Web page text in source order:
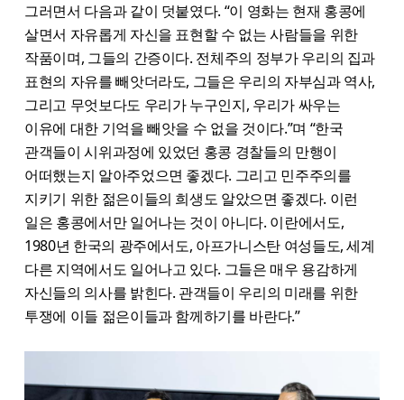
그러면서 다음과 같이 덧붙였다. “이 영화는 현재 홍콩에
살면서 자유롭게 자신을 표현할 수 없는 사람들을 위한
작품이며, 그들의 간증이다. 전체주의 정부가 우리의 집과
표현의 자유를 빼앗더라도, 그들은 우리의 자부심과 역사,
그리고 무엇보다도 우리가 누구인지, 우리가 싸우는
이유에 대한 기억을 빼앗을 수 없을 것이다.”며 “한국
관객들이 시위과정에 있었던 홍콩 경찰들의 만행이
어떠했는지 알아주었으면 좋겠다. 그리고 민주주의를
지키기 위한 젊은이들의 희생도 알았으면 좋겠다. 이런
일은 홍콩에서만 일어나는 것이 아니다. 이란에서도,
1980년 한국의 광주에서도, 아프가니스탄 여성들도, 세계
다른 지역에서도 일어나고 있다. 그들은 매우 용감하게
자신들의 의사를 밝힌다. 관객들이 우리의 미래를 위한
투쟁에 이들 젊은이들과 함께하기를 바란다.”